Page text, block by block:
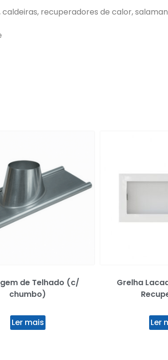
recuperadores de calor,
de Telhado (c/
chumbo)
Ler mais
Grelha
Ler